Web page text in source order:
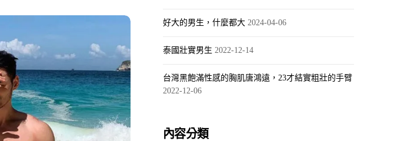
好大的男生，什麼都大 2024-04-06
泰國壯實男生 2022-12-14
台灣黑飽滿性感的胸肌唐鴻遠，23才結實粗壯的手臂
2022-12-06
內容分類